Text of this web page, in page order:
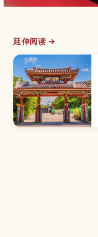
延伸阅读 →